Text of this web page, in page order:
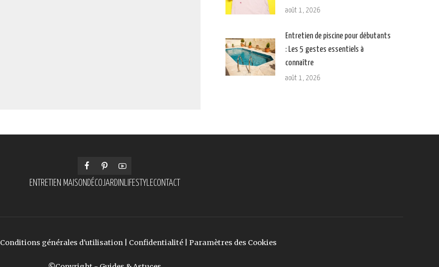
août 1, 2026
Entretien de piscine pour débutants
: Les 5 gestes essentiels à
connaître
août 1, 2026
ENTRETIEN MAISON DÉCOJARDIN LIFESTYLECONTACT
Conditions générales d'utilisation Confidentialité Paramètres des Cookies